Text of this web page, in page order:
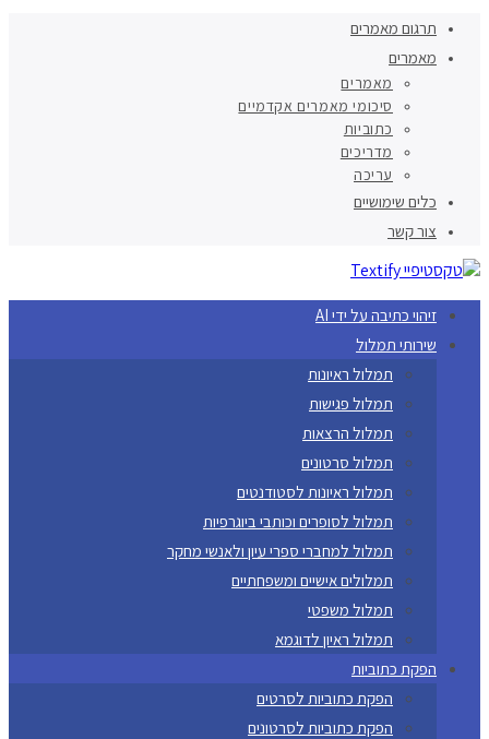
תרגום מאמרים
מאמרים
מאמרים
סיכומי מאמרים אקדמיים
כתוביות
מדריכים
עריכה
כלים שימושיים
צור קשר
זיהוי כתיבה על ידי AI
שירותי תמלול
תמלול ראיונות
תמלול פגישות
תמלול הרצאות
תמלול סרטונים
תמלול ראיונות לסטודנטים
תמלול לסופרים וכותבי ביוגרפיות
תמלול למחברי ספרי עיון ולאנשי מחקר
תמלולים אישיים ומשפחתיים
תמלול משפטי
תמלול ראיון לדוגמא
הפקת כתוביות
הפקת כתוביות לסרטים
הפקת כתוביות לסרטונים